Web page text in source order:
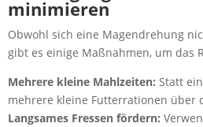
minimieren
Obwohl sich eine Magendrehung
gibt es einige Maßnahmen, um das
Mehrere kleine Mahlzeiten: Statt
mehrere kleine Futterrationen über
Langsames Fressen fördern: